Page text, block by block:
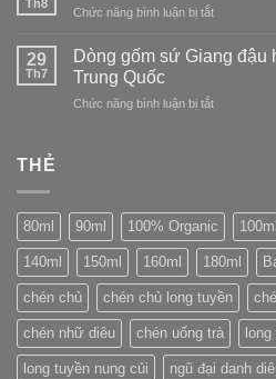
con
trên
bánh
Th8
Chức năng bình luận bị tắtở
Yunomi:
hồn
29
Th7
Dòng gốm sứ Giang đậu
Trung Quốc
Chức năng bình luận bị tắtở
hồng
dứu
nổi
của
Trung
Quốc
THẺ
80ml 90ml 100% Organic 100ml
140ml 150ml 160ml 180ml
chén chủ chén chủ long tuyền
chén nhữ diêu chén uống trà
long tuyền nung củi ngũ đại danh